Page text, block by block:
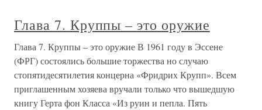
Глава 7. Круппы – это оружие
Глава 7. Круппы – это оружие В 1961 году в Эссене
(ФРГ) состоялись большие торжества но случаю
стопятидесятилетия концерна «Фридрих Крупп». Всем
приглашенным хозяева вручали только что вышедшую
книгу Герта фон Класса «Из руин и пепла. Пять